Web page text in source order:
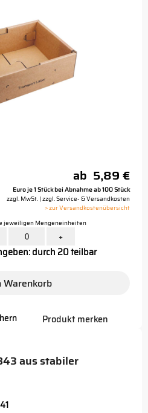
aus stabiler
ab 5,89 €
Euro je 1 Stück bei Abnahme ab 100 Stück
zzgl. MwSt. | zzgl. Service- & Versandkosten
> zur Versandkostenübersicht
jeweiligen Mengeneinheiten
+
durch 20 teilbar
Warenkorb
Platzhalter
Produkt merken